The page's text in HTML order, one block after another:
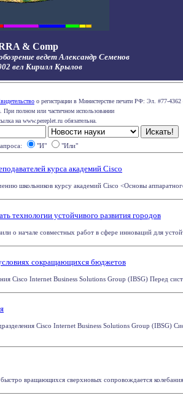
& Comp
ведет Александр Семенов
вел Кирилл Крылов
о регистрации в Министерстве печати РФ: Эл. #77-4362
При полном или частичном использовании
на www.pereplet.ru обязательна.
"И" "Или"
курса академий Cisco
школьников курсу академий Cisco <Основы
технологии устойчивого развития городов
о начале совместных работ в сфере инноваций для
сокращающихся бюджетов
Cisco Internet Business Solutions Group (IBSG) Перед
Cisco Internet Business Solutions Group (IBSG)
вращающихся сверхновых сопровождается